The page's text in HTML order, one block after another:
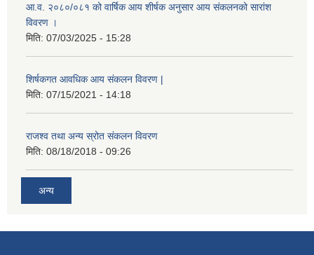
आ.व. २०८०/०८१ को वार्षिक आय शीर्षक अनुसार आय संकलनको सारांश
विवरण ।
मिति: 07/03/2025 - 15:28
शिर्षकगत आवधिक आय संकलन विवरण |
मिति: 07/15/2021 - 14:18
राजश्व तथा अन्य स्रोत संकलन विवरण
मिति: 08/18/2018 - 09:26
अन्य